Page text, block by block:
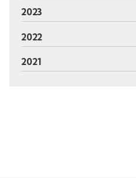
2023
2022
2021